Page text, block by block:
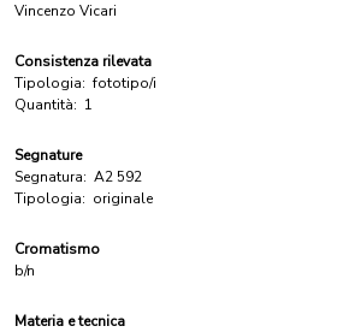
Vincenzo Vicari
Consistenza rilevata
Tipologia: fototipo/i
Quantità: 1
Segnature
Segnatura: A2 592
Tipologia: originale
Cromatismo
b/n
Materia e tecnica